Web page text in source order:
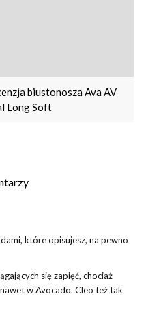
biustonosza Ava AV
Long Soft
które opisujesz, na pewno
się zapięć, chociaż
w Avocado. Cleo też tak